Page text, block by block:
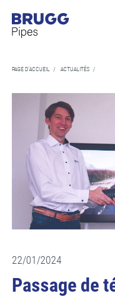
PAGE D'ACCUEIL / ACTUALITÉS /
22/01/2024
Passage de